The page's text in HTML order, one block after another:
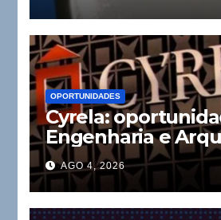
OPORTUNIDADES
Cyrela:
Engenharia e
AGO 4, 2026